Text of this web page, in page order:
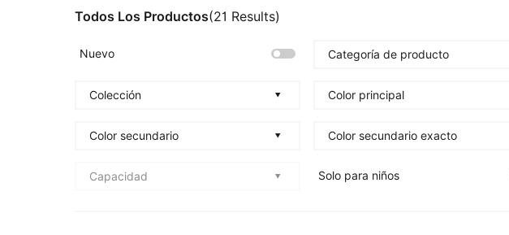
Todos Los Productos(21 Results)
Nuevo Categoría de producto
Colección Color principal
Color secundario Color secundario exacto
Capacidad Solo para niños